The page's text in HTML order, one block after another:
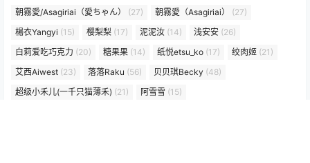
朝霧愛/Asagiriai（愛ちゃん）
(27) 朝霧愛（Asagiriai）
(27)
楊衣Yangyi (15) 樱梨梨 (17) 泥泥汝 (14) 浅安安 (26)
白莉爱吃巧克力 (20) 糖果果 (14) 纸悦etsu_ko (17) 绞肉姬 (21)
艾西Aiwest (23) 落落Raku (56) 贝贝琪Becky (48)
超级小禾儿(一千只猫薄禾) (21) 阿雪雪 (15)